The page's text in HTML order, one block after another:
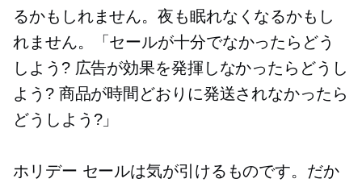
るかもしれません。夜も眠れなくなるかもし
れません。「セールが十分でなかったらどう
しよう? 広告が効果を発揮しなかったらどうし
よう? 商品が時間どおりに発送されなかったら
どうしよう?」
ホリデー セールは気が引けるものです。だか